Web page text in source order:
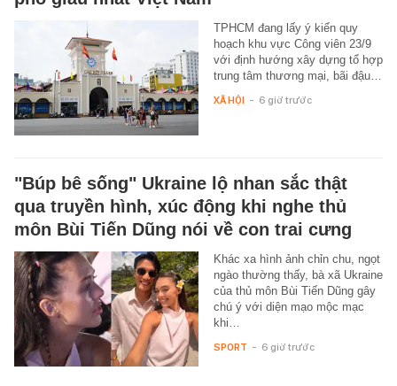
TPHCM đang lấy ý kiến quy
hoạch khu vực Công viên 23/9
với định hướng xây dựng tổ hợp
trung tâm thương mại, bãi đậu…
XÃ HỘI - 6 giờ trước
"Búp bê sống" Ukraine lộ nhan sắc thật
qua truyền hình, xúc động khi nghe thủ
môn Bùi Tiến Dũng nói về con trai cưng
Khác xa hình ảnh chỉn chu, ngọt
ngào thường thấy, bà xã Ukraine
của thủ môn Bùi Tiến Dũng gây
chú ý với diện mạo mộc mạc
khi…
SPORT - 6 giờ trước